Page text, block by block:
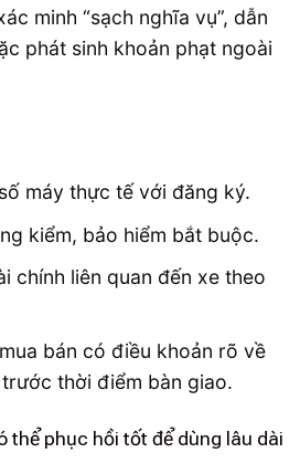
minh “sạch nghĩa vụ”, dẫn
phát sinh khoản phạt ngoài
máy thực tế với đăng ký.
kiểm, bảo hiểm bắt buộc.
chính liên quan đến xe theo
bán có điều khoản rõ về
thời điểm bàn giao.
thể phục hồi tốt để dùng lâu dài